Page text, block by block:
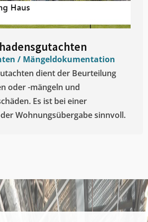
/ Mängeldokumentation
dient der Beurteilung
oder -mängeln und
Es ist bei einer
Wohnungsübergabe sinnvoll.